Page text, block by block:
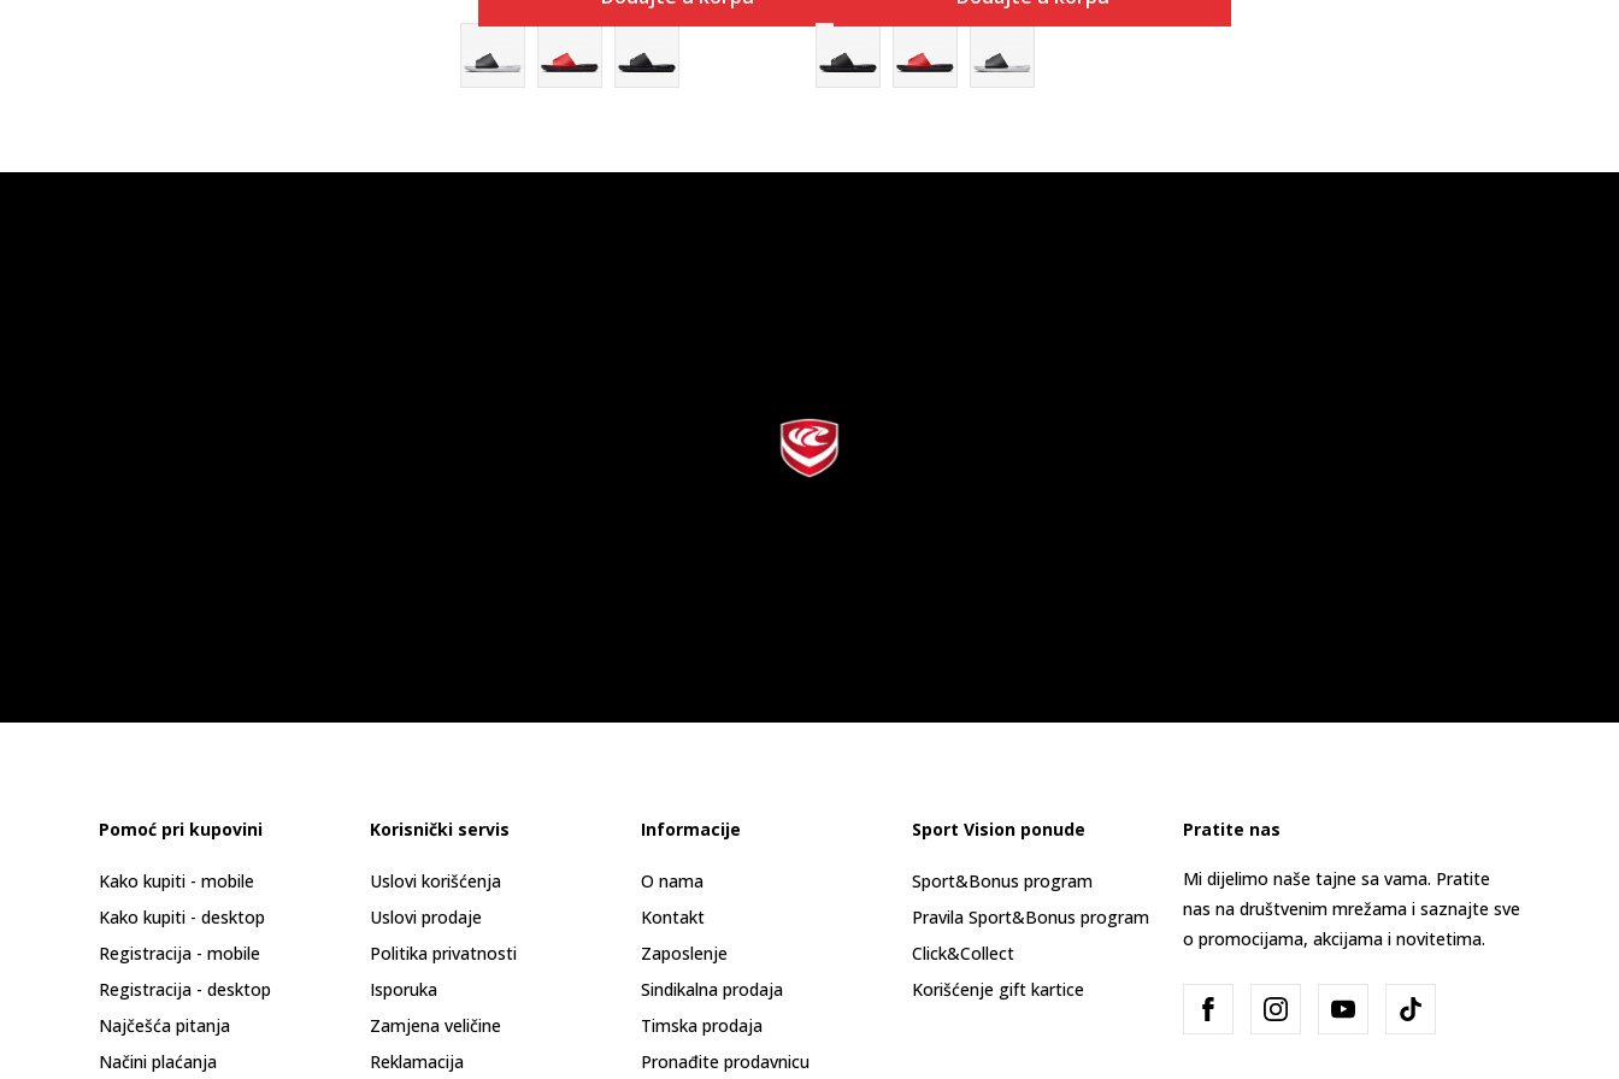
Pomoć pri kupovini
Kako kupiti - mobile
Kako kupiti - desktop
Registracija - mobile
Registracija - desktop
Najčešća pitanja
Načini plaćanja
Korisnički servis
Uslovi korišćenja
Uslovi prodaje
Politika privatnosti
Isporuka
Zamjena veličine
Reklamacija
Informacije
O nama
Kontakt
Zaposlenje
Sindikalna prodaja
Timska prodaja
Pronađite prodavnicu
Sport Vision ponude
Sport&Bonus program
Pravila Sport&Bonus program
Click&Collect
Korišćenje gift kartice
Pratite nas
Mi dijelimo naše tajne sa vama. Pratite
nas na društvenim mrežama i saznajte sve
o promocijama, akcijama i novitetima.